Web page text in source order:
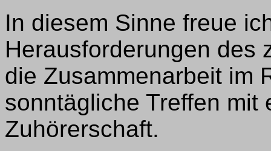
In diesem Sinne freue
Herausforderungen des
die Zusammenarbeit im
sonntägliche Treffen mit
Zuhörerschaft.